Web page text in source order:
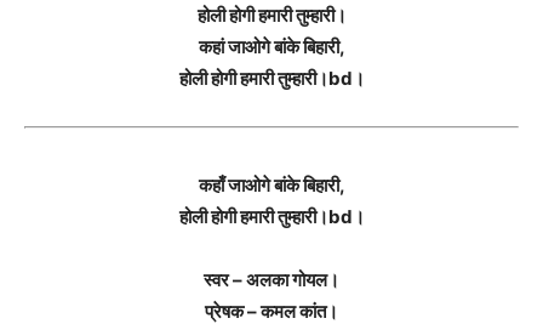
होली होगी हमारी तुम्हारी।
कहां जाओगे बांके बिहारी,
होली होगी हमारी तुम्हारी।bd।
कहाँ जाओगे बांके बिहारी,
होली होगी हमारी तुम्हारी।bd।
स्वर – अलका गोयल।
प्रेषक – कमल कांत।